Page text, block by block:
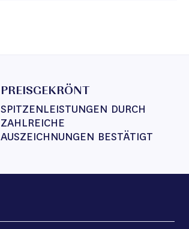
PREISGEKRÖNT
SPITZENLEISTUNGEN DURCH
ZAHLREICHE
AUSZEICHNUNGEN BESTÄTIGT